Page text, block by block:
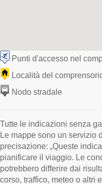
Punti d'accesso nel
Località del
Nodo stradale
Tutte le indicazioni senza
Le mappe sono un servizio
precisazione: „Queste
pianificare il viaggio. Le
potrebbero differire dai
corso, traffico, meteo o altri